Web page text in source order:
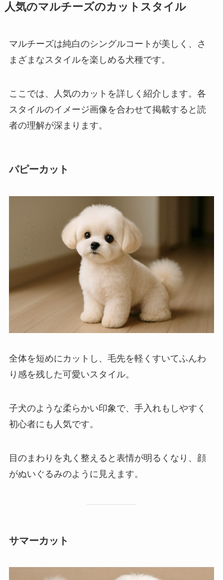
人気のマルチーズのカットスタイル
マルチーズは純白のシングルコートが美しく、さ
まざまなスタイルを楽しめる犬種です。
ここでは、人気のカットを詳しく紹介します。各
スタイルのイメージ画像を合わせて掲載すると読
者の理解が深まります。
パピーカット
全体を短めにカットし、毛先を軽くすいてふんわ
り感を残した可愛いスタイル。
子犬のような柔らかい印象で、手入れもしやすく
初心者にも人気です。
目のまわりを丸く整えると表情が明るくなり、顔
がぬいぐるみのように見えます。
サマーカット